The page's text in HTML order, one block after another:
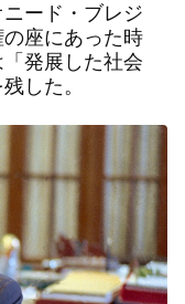
ード・ブレジ
座にあった時
発展した社会
した。